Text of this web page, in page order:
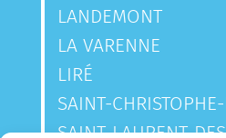
LANDEMONT
LA VARENNE
LIRÉ
SAINT-
SAINT-LAURENT-